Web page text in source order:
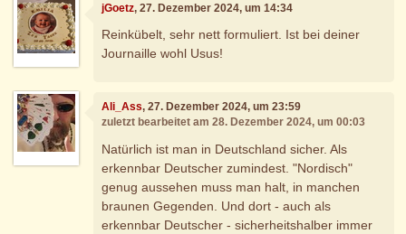
jGoetz, 27. Dezember 2024, um 14:34
Reinkübelt, sehr nett formuliert. Ist bei deiner
Journaille wohl Usus!
Ali_Ass, 27. Dezember 2024, um 23:59
zuletzt bearbeitet am 28. Dezember 2024, um 00:03
Natürlich ist man in Deutschland sicher. Als
erkennbar Deutscher zumindest. "Nordisch"
genug aussehen muss man halt, in manchen
braunen Gegenden. Und dort - auch als
erkennbar Deutscher - sicherheitshalber immer